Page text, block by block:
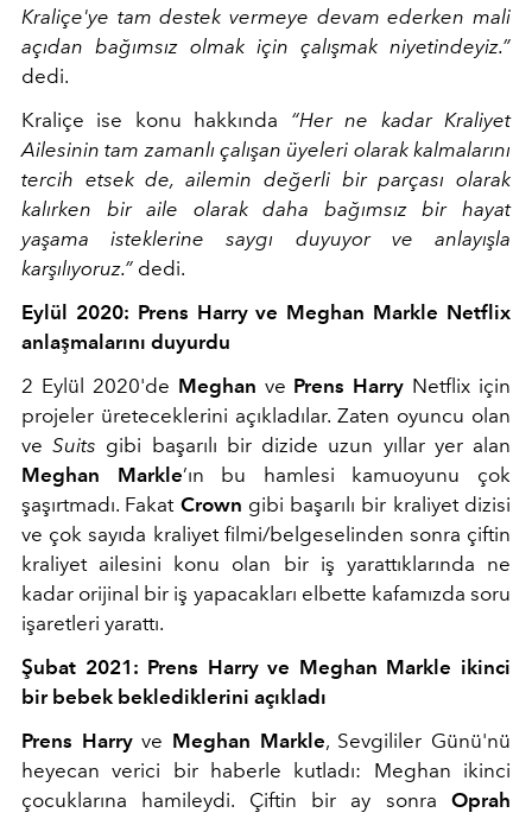
Kraliçe'ye tam destek vermeye devam ederken mali
açıdan bağımsız olmak için çalışmak niyetindeyiz.”
dedi.
Kraliçe ise konu hakkında “Her ne kadar Kraliyet
Ailesinin tam zamanlı çalışan üyeleri olarak kalmalarını
tercih etsek de, ailemin değerli bir parçası olarak
kalırken bir aile olarak daha bağımsız bir hayat
yaşama isteklerine saygı duyuyor ve anlayışla
karşılıyoruz.” dedi.
Eylül 2020: Prens Harry ve Meghan Markle Netflix
anlaşmalarını duyurdu
2 Eylül 2020'de Meghan ve Prens Harry Netflix için
projeler üreteceklerini açıkladılar. Zaten oyuncu olan
ve Suits gibi başarılı bir dizide uzun yıllar yer alan
Meghan Markle’ın bu hamlesi kamuoyunu çok
şaşırtmadı. Fakat Crown gibi başarılı bir kraliyet dizisi
ve çok sayıda kraliyet filmi/belgeselinden sonra çiftin
kraliyet ailesini konu olan bir iş yarattıklarında ne
kadar orijinal bir iş yapacakları elbette kafamızda soru
işaretleri yarattı.
Şubat 2021: Prens Harry ve Meghan Markle ikinci
bir bebek beklediklerini açıkladı
Prens Harryve Meghan Markle, Sevgililer Günü'nü
heyecan verici bir haberle kutladı: Meghan ikinci
çocuklarına hamileydi. Çiftin bir ay sonra Oprah